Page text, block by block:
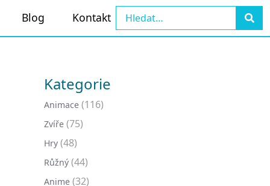
Blog Kontakt
Kategorie
Animace (116)
Zvíře (75)
Hry (48)
Růžný (44)
Anime (32)